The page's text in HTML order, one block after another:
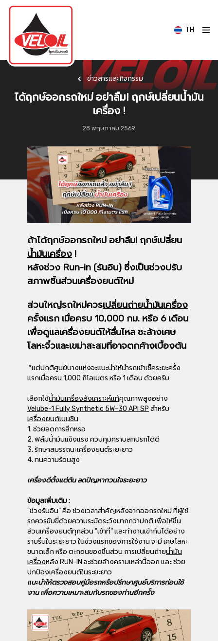
TH
ข่าวสารและกิจกรรม
ได้ฤกษ์ออกรถใหม่ อย่าลืม! ฤกษ์เปลี่ยนน้ำมัน
เครื่อง !
28 พฤษภาคม 2569
ถ้าได้ฤกษ์ออกรถใหม่ อย่าลืม! ฤกษ์เปลี่ยน
น้ำมันเครื่อง !
หลังช่วง Run-in (รันอิน) ซึ่งเป็นช่วงปรับ
สภาพชิ้นส่วนเครื่องยนต์ใหม่
ส่วนใหญ่รถใหม่ควรเปลี่ยนถ่ายน้ำมันเครื่อง
ครั้งแรก เมื่อครบ 10,000 กม. หรือ 6 เดือน
เพื่อดูแลเครื่องยนต์ให้ลื่นไหล ชะล้างเศษ
โลหะจิ๋วและเขม่าสะสมที่อาจตกค้างเบื้องต้น
*แต่ปกติศูนย์บางแห่งจะแนะนำให้นำรถเข้าเช็คระยะครั้ง
แรกเมื่อครบ 1,000 กิโลเมตร หรือ 1 เดือน ด้วยครับ
เลือกใช้น้ำมันเครื่องสังเคราะห์แท้คุณภาพสูงอย่าง
Velube-1 Fully Synthetic 5W-30 API SP สำหรับ
เครื่องยนต์เบนซิน
1. ช่วยลดการสึกหรอ
2. ฟิล์มน้ำมันแข็งแรง ควบคุมคราบสกปรกได้ดี
3. รักษาสมรรถนะเครื่องยนต์ระยะยาว
4. ทนความร้อนสูง
เครื่องดีตั้งแต่ต้น ลดปัญหากวนใจระยะยาว
ข้อมูลเพิ่มเติม :
"ช่วงรันอิน" คือ ช่วงเวลาสำคัญหลังจากออกรถใหม่ ที่ผู้ใช้
รถควรขับขี่ด้วยความระมัดระวังมากกว่าปกติ เพื่อให้ชิ้น
ส่วนเครื่องยนต์ทุกส่วน "เข้าที่" และทำงานเข้ากันได้อย่าง
ราบรื่นในระยะยาว ในช่วงแรกของการใช้งาน จะมี เศษโลหะ
ขนาดเล็ก หรือ ตะกอนของชิ้นส่วน การเปลี่ยนถ่ายน้ำมัน
เครื่องหลัง RUN-IN จะช่วยล้างคราบเหล่านี้ออก และ ช่วย
ปกป้องเครื่องยนต์ในระยะยาว
แนะนำให้ตรวจสอบคู่มือรถหรือปรึกษาศูนย์บริการก่อนใช้
งาน เพื่อความเหมาะสมกับรถของท่านอีกครั้ง